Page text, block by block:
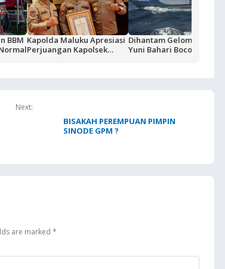
BBM Kapolda Maluku Apresiasi
Perjuangan Kapolsek
Dihantam Gelombang KM.
Yuni Bahari Bocor, Seluruh
Next:
BISAKAH PEREMPUAN PIMPIN
SINODE GPM ?
are marked *